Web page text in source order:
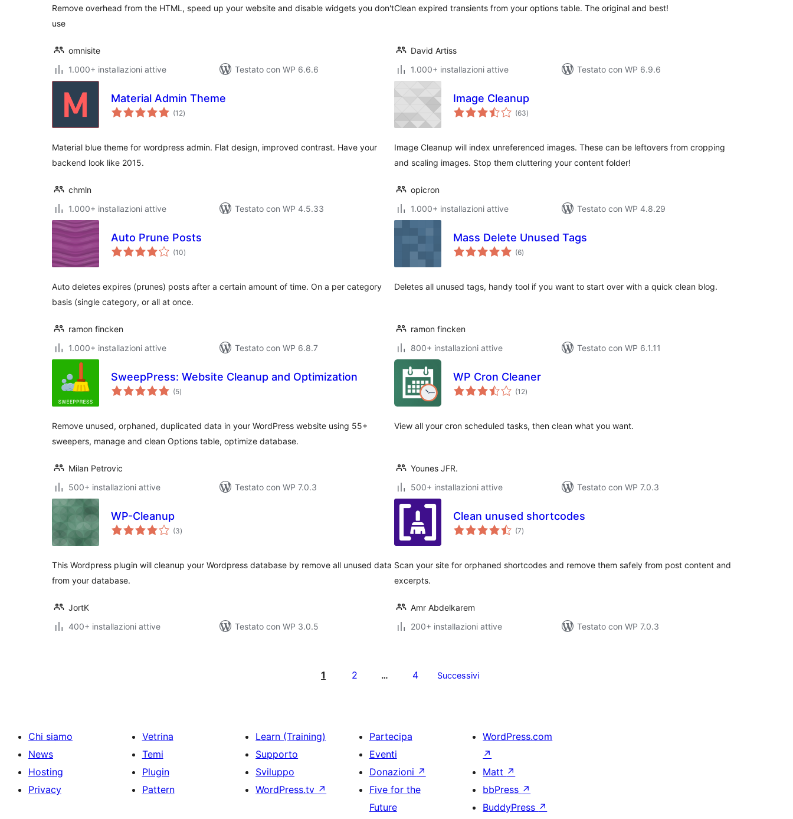
Remove overhead from the HTML, speed up your website and disable widgets you don't
use
omnisite
1.000+ installazioni attive
Testato con WP 6.6.6
Clean expired transients from your options table. The original and best!
David Artiss
1.000+ installazioni attive
Testato con WP 6.9.6
Material Admin Theme
(12valutazioni
totali
)
Material blue theme for wordpress admin. Flat design, improved contrast. Have your
backend look like 2015.
chmln
1.000+ installazioni attive
Testato con WP 4.5.33
Image Cleanup
(63valutazioni
totali
)
Image Cleanup will index unreferenced images. These can be leftovers from cropping
and scaling images. Stop them cluttering your content folder!
opicron
1.000+ installazioni attive
Testato con WP 4.8.29
Auto Prune Posts
(10valutazioni
totali
)
Auto deletes expires (prunes) posts after a certain amount of time. On a per category
basis (single category, or all at once.
ramon fincken
1.000+ installazioni attive
Testato con WP 6.8.7
Mass Delete Unused Tags
(6valutazioni
totali
)
Deletes all unused tags, handy tool if you want to start over with a quick clean blog.
ramon fincken
800+ installazioni attive
Testato con WP 6.1.11
SweepPress: Website Cleanup and Optimization
(5valutazioni
totali
)
Remove unused, orphaned, duplicated data in your WordPress website using 55+
sweepers, manage and clean Options table, optimize database.
Milan Petrovic
500+ installazioni attive
Testato con WP 7.0.3
WP Cron Cleaner
(12valutazioni
totali
)
View all your cron scheduled tasks, then clean what you want.
Younes JFR.
500+ installazioni attive
Testato con WP 7.0.3
WP-Cleanup
(3valutazioni
totali
)
This Wordpress plugin will cleanup your Wordpress database by remove all unused data
from your database.
JortK
400+ installazioni attive
Testato con WP 3.0.5
Clean unused shortcodes
(7valutazioni
totali
)
Scan your site for orphaned shortcodes and remove them safely from post content and
excerpts.
Amr Abdelkarem
200+ installazioni attive
Testato con WP 7.0.3
1 2 … 4 Successivi
Chi siamo
News
Hosting
Privacy
Vetrina
Temi
Plugin
Pattern
Learn (Training)
Supporto
Sviluppo
WordPress.tv ↗
Partecipa
Eventi
Donazioni ↗
Five for the
Future
WordPress.com
↗
Matt ↗
bbPress ↗
BuddyPress ↗